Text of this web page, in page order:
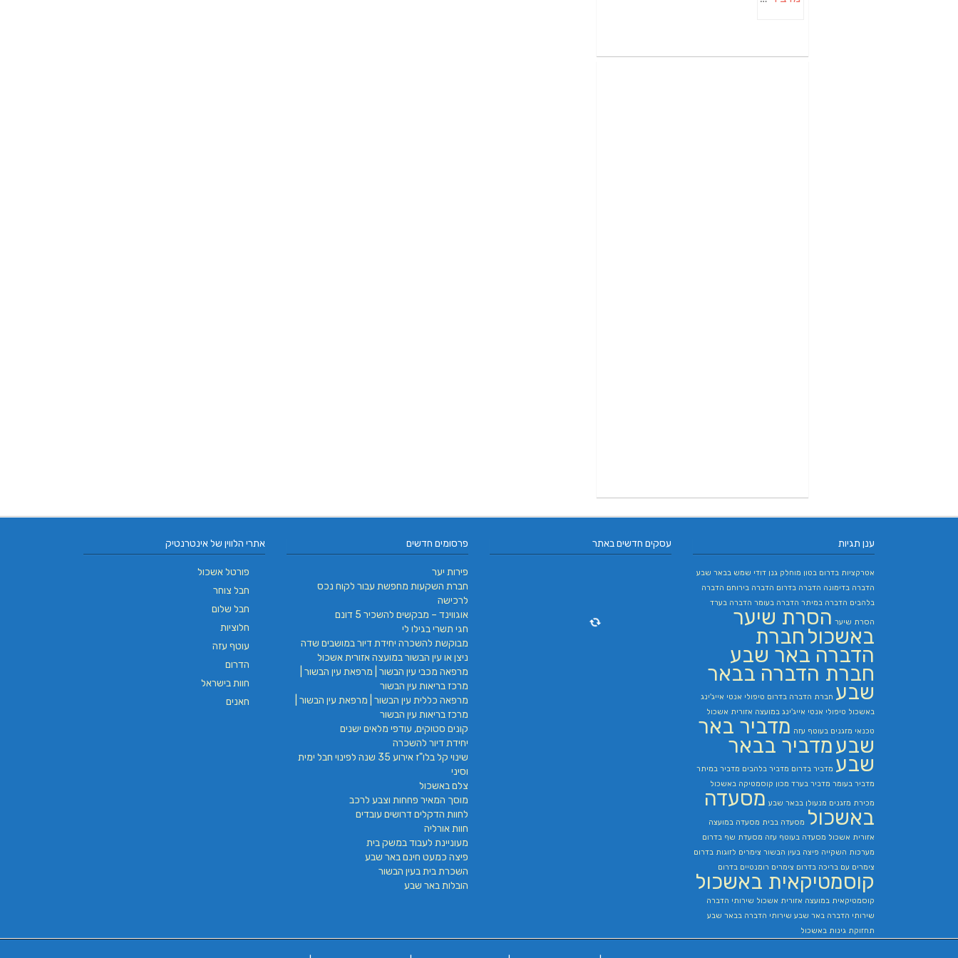
אתרי הלווין של אינטרנטיק
פורטל אשכול
חבל צוחר
חבל שלום
חלוציות
עוטף עזה
הדרום
חוות בישראל
חאנים
פרסומים חדשים
פירות יער
חברת השקעות מחפשת עבור לקוח נכס
לרכישה
אוגווינד – מבקשים להשכיר 5 דונם
חגי תשרי בגילו לי
מבוקשת להשכרה יחידת דיור במושבים שדה
ניצן או עין הבשור במועצה אזורית אשכול
מרפאה מכבי עין הבשור | מרפאת עין הבשור |
מרכז בריאות עין הבשור
מרפאה כללית עין הבשור | מרפאת עין הבשור |
מרכז בריאות עין הבשור
קונים סטוקים, עודפי מלאים ישנים
יחידת דיור להשכרה
שינוי קל בלו"ז אירוע 35 שנה לפינוי חבל ימית
וסיני
צלם באשכול
מוסך המאיר פחחות וצבע לרכב
לחוות הדקלים דרושים עובדים
חוות אורליה
מעוניינת לעבוד במשק בית
פיצה כמעט חינם באר שבע
השכרת בית בעין הבשור
הובלות באר שבע
עסקים חדשים באתר ענן תגיות
אטרקציות בדרום בטון מוחלק גנן דודי שמש בבאר שבע
הדברה בדימונה הדברה בדרום הדברה בירוחם הדברה
בלהבים הדברה במיתר הדברה בעומר הדברה בערד
הסרת שיער הסרת שיער
באשכול חברת
הדברה באר שבע
חברת הדברה בבאר
שבע חברת הדברה בדרום טיפולי אנטי אייג'ינג
באשכול טיפולי אנטי אייג'ינג במועצה אזורית אשכול
טכנאי מזגנים בעוטף עזה מדביר באר
שבעמדביר בבאר
שבע מדביר בדרום מדביר בלהבים מדביר במיתר
מדביר בעומר מדביר בערד מכון קוסמטיקה באשכול
מכירת מזגנים מנעולן בבאר שבע מסעדה
באשכול מסעדה בבית מסעדה במועצה
אזורית אשכול מסעדה בעוטף עזה מסעדת שף בדרום
מערכות השקייה פיצה בעין הבשור צימרים לזוגות בדרום
צימרים עם בריכה בדרום צימרים רומנטיים בדרום
קוסמטיקאית באשכול
קוסמטיקאית במועצה אזורית אשכול שירותי הדברה
שירותי הדברה באר שבע שירותי הדברה בבאר שבע
תחזוקת גינות באשכול